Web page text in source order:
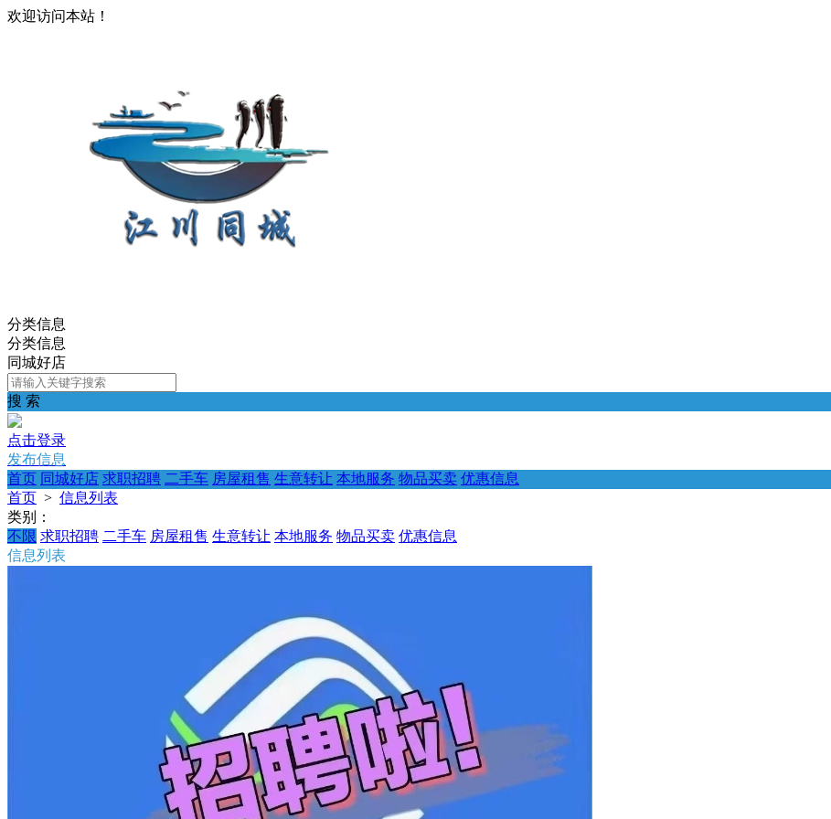
欢迎访问本站！
分类信息
分类信息
同城好店
搜 索
点击登录
发布信息
首页 同城好店 求职招聘 二手车 房屋租售 生意转让 本地服务 物品买卖 优惠信息
首页 > 信息列表
类别：
不限 求职招聘 二手车 房屋租售 生意转让 本地服务 物品买卖 优惠信息
信息列表